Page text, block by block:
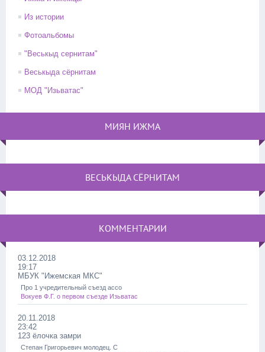
Из истории
Фотоальбомы
"Веськыд сернитам"
Веськыда сёрнитам
МОД "Изьватас"
МИЯН ИЖМА
ВЕСЬКЫДА СЁРНИТАМ
КОММЕНТАРИИ
03.12.2018
19:17
МБУК "Ижемская МКС"
Про 1 учредительный съезд ассо
Вокуев Ф.Г. о первом съезде Изьватас
20.11.2018
23:42
123 ёлочка замри
Степан Григорьевич молодец. С